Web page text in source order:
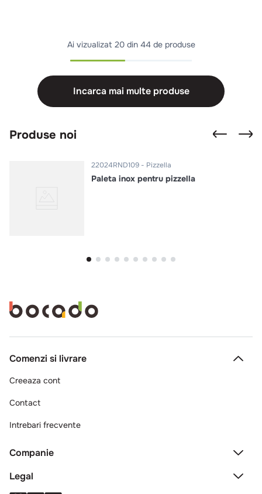
Ai vizualizat 20 din 44 de produse
Incarca mai multe produse
Produse noi
22024RND109 Pizzella
Paleta inox pentru pizzella
Comenzi si livrare
Creeaza cont
Contact
Intrebari frecvente
Companie
Legal